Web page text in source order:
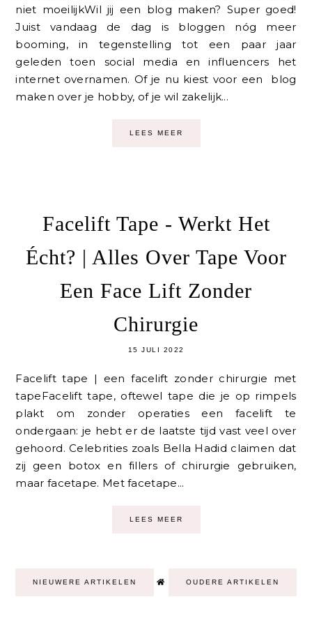
niet moeilijkWil jij een blog maken? Super goed!
Juist vandaag de dag is bloggen nóg meer
booming, in tegenstelling tot een paar jaar
geleden toen social media en influencers het
internet overnamen. Of je nu kiest voor een blog
maken over je hobby, of je wil zakelijk...
LEES MEER
Facelift Tape - Werkt Het
Écht? | Alles Over Tape Voor
Een Face Lift Zonder
Chirurgie
15 JULI 2022
Facelift tape | een facelift zonder chirurgie met
tapeFacelift tape, oftewel tape die je op rimpels
plakt om zonder operaties een facelift te
ondergaan: je hebt er de laatste tijd vast veel over
gehoord. Celebrities zoals Bella Hadid claimen dat
zij geen botox en fillers of chirurgie gebruiken,
maar facetape. Met facetape...
LEES MEER
NIEUWERE ARTIKELEN OUDERE ARTIKELEN